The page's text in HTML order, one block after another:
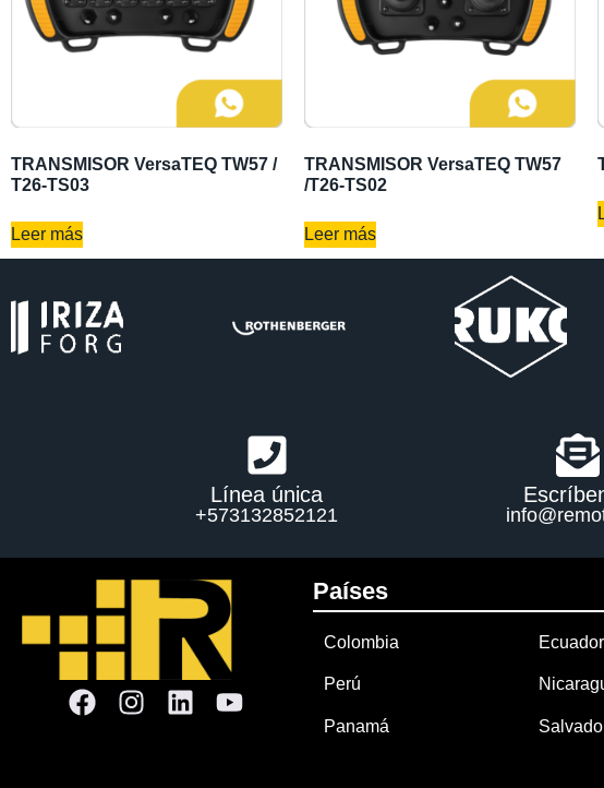
TRANSMISOR VersaTEQ TW57 /
T26-TS03
Leer más
TRANSMISOR VersaTEQ TW57
/T26-TS02
Leer más
Línea única
+573132852121
Países
Colombia
Perú
Panamá
Ecuador